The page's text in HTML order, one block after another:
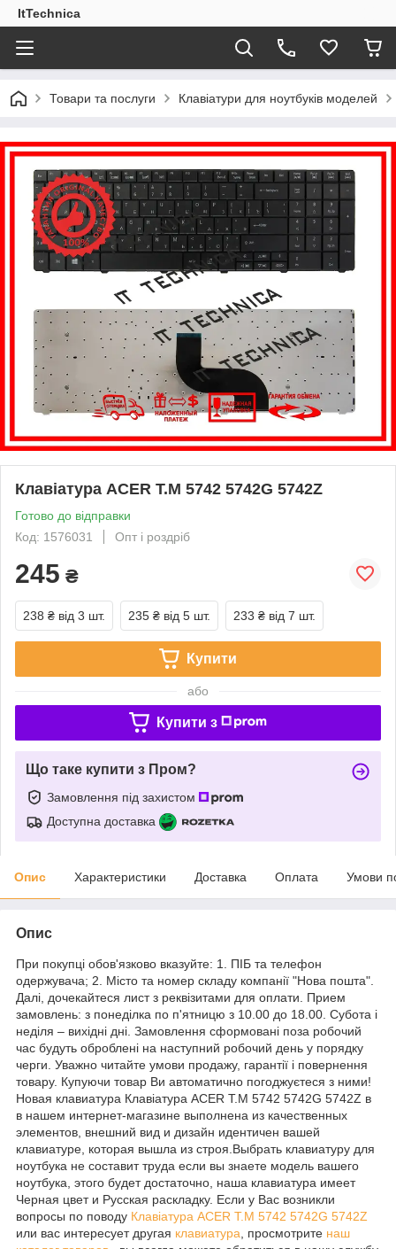
ItTechnica
Товари та послуги Клавіатури для ноутбуків моделей
Клавіатура ACER T.M 5742 5742G 5742Z
Готово до відправки
Код: 1576031
Опт і роздріб
245 ₴
238 ₴ від 3 шт. 235 ₴ від 5 шт. 233 ₴ від 7 шт.
Купити
або
Купити з
Що таке купити з Пром?
Замовлення під захистом
Доступна доставка
Опис Характеристики Доставка Оплата Умови
Опис
При покупці обов'язково вказуйте: 1. ПІБ та телефон
одержувача; 2. Місто та номер складу компанії "Нова пошта".
Далі, дочекайтеся лист з реквізитами для оплати. Прием
замовлень: з понеділка по п'ятницю з 10.00 до 18.00. Субота і
неділя – вихідні дні. Замовлення сформовані поза робочий
час будуть оброблені на наступний робочий день у порядку
черги. Уважно читайте умови продажу, гарантії і повернення
товару. Купуючи товар Ви автоматично погоджуєтеся з ними!
Новая клавиатура Клавіатура ACER T.M 5742 5742G 5742Z в
в нашем интернет-магазине выполнена из качественных
элементов, внешний вид и дизайн идентичен вашей
клавиатуре, которая вышла из строя.Выбрать клавиатуру для
ноутбука не составит труда если вы знаете модель вашего
ноутбука, этого будет достаточно, наша клавиатура имеет
Черная цвет и Русская раскладку. Если у Вас возникли
вопросы по поводу Клавіатура ACER T.M 5742 5742G 5742Z
или вас интересует другая клавиатура , просмотрите наш